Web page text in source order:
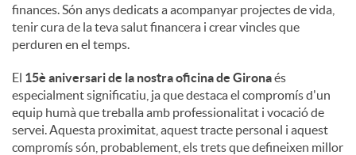
finances. Són anys dedicats a acompanyar projectes de vida,
tenir cura de la teva salut financera i crear vincles que
perduren en el temps.
El 15è aniversari de la nostra oficina de Gironaés
especialment significatiu, ja que destaca el compromís d'un
equip humà que treballa amb professionalitat i vocació de
servei. Aquesta proximitat, aquest tracte personal i aquest
compromís són, probablement, els trets que defineixen millor